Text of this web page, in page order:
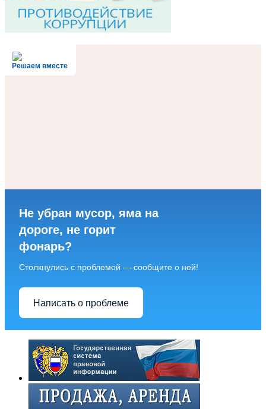
Решаем вместе
Не убран мусор, яма на
дороге, не горит
фонарь?
Столкнулись с проблемой — сообщите о ней!
Написать о проблеме